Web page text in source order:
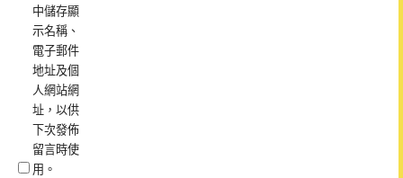
中儲存顯
示名稱、
電子郵件
地址及個
人網站網
址，以供
下次發佈
留言時使
用。